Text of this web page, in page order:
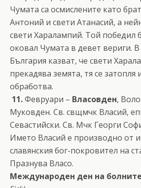
Чумата са осмислените като
Антоний и свети Атанасий, а
свети Харалампий. Той победил
оковал Чумата в девет вериги.
България казват, че свети
прекадява земята, тя се затопля
обработва.
11.Февруари – Власовден,
Муковден. Св. свщмчк Власий,
Севастийски. Св. Мчк Георги
Името Власий е производно от
славянския бог-покровител на
Празнува Власо.
Международен ден на болните